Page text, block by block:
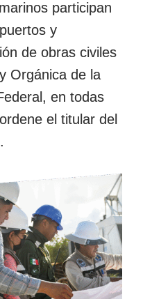
participan
y
de obras civiles
Orgánica de la
en todas
el titular del